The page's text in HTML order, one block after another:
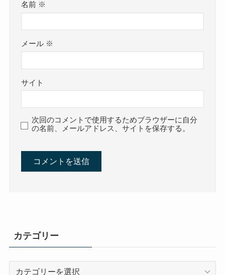
名前 ※
メール ※
サイト
次回のコメントで使用するためブラウザーに自分
の名前、メールアドレス、サイトを保存する。
カテゴリー